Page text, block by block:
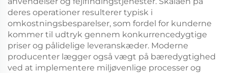
deres operationer resulterer typisk i
omkostningsbesparelser, som fordel for kunderne
kommer til udtryk gennem konkurrencedygtige
priser og pålidelige leveranskæder. Moderne
producenter lægger også vægt på bæredygtighed
ved at implementere miljøvenlige processer og